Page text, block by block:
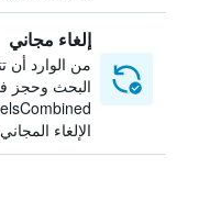
إلغاء مجاني
من الوارد أن
البحث وحجز
الإلغاء المجاني